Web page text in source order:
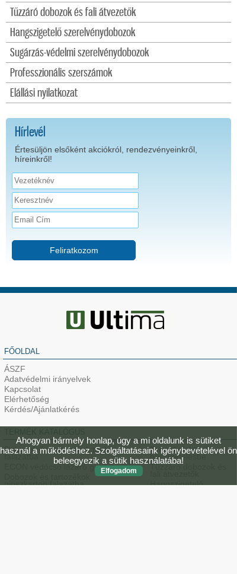
Ahogyan bármely honlap, úgy a mi oldalunk is sütiket
használ a működéshez. Szolgáltatásaink igénybevételével ön
beleegyezik a sütik használatába!
Elfogadom
Tűzzáró dobozok és fali átvezetők
Hangszigetelő szerelvénydobozok
Sugárzás-védelmi szerelvénydobozok
Professzionális szerszámok
Elállási nyilatkozat
Hírlevél
Értesüljön elsőként akciókról, rendezvényeinkről,
híreinkről!
Feliratkozom
FŐOLDAL
ÁSZF
Adatvédelmi irányelvek
Kapcsolat
Elérhetőség
Kérdés/Ajánlatkérés
Dobozok és tartozékok tégla
falazatba
ECON védőcső lázáró gumi kupak
gipszkarton falazatba
Termékek külső
hőszigetelésbe
Tűzzáró dobozok és
Hangszigetelő